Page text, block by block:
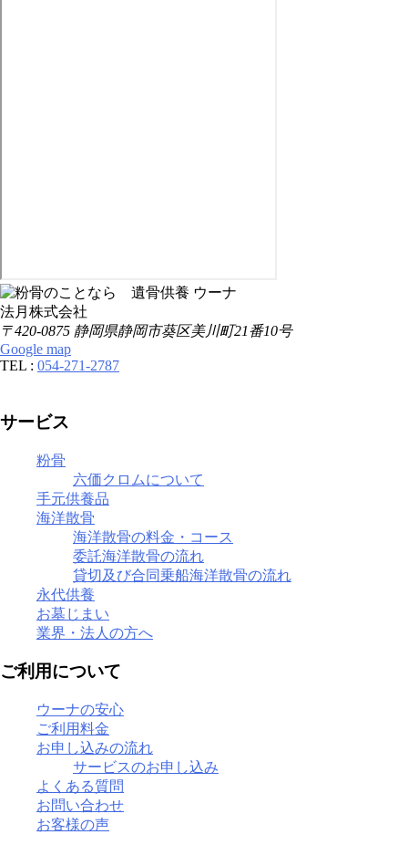
法月株式会社
〒420-0875 静岡県静岡市葵区美川町21番10号
Google map
TEL : 054-271-2787
サービス
粉骨
六価クロムについて
手元供養品
海洋散骨
海洋散骨の料金・コース
委託海洋散骨の流れ
貸切及び合同乗船海洋散骨の流れ
永代供養
お墓じまい
業界・法人の方へ
ご利用について
ウーナの安心
ご利用料金
お申し込みの流れ
サービスのお申し込み
よくある質問
お問い合わせ
お客様の声